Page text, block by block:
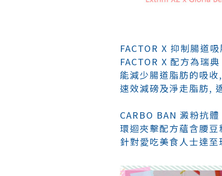
FACTOR X 抑制腸道
FACTOR X 配方為瑞
能減少腸道脂肪的吸
速效減磅及淨走脂肪,
CARBO BAN 澱粉抗體
環迴夾擊配方蘊含腰
針對愛吃美食人士達